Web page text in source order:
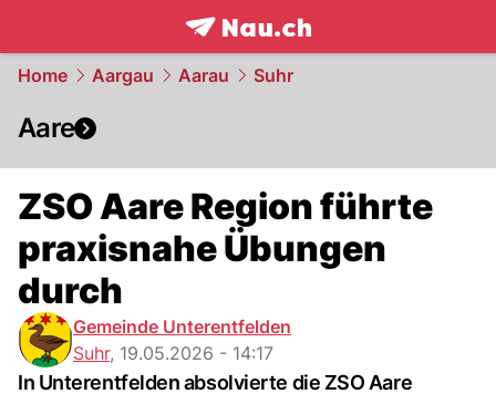
frontpage.NAU.ch
Home Aargau Aarau Suhr
Aare
ZSO Aare Region führte
praxisnahe Übungen
durch
Gemeinde Unterentfelden
Suhr, 19.05.2026 - 14:17
In Unterentfelden absolvierte die ZSO Aare